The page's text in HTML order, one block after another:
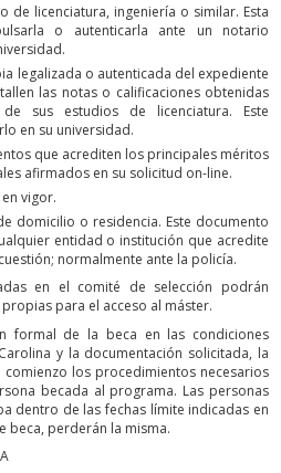
de licenciatura, ingeniería o similar. Esta
o autenticarla ante un notario
legalizada o autenticada del expediente
las notas o calificaciones obtenidas
sus estudios de licenciatura. Este
en su universidad.
que acrediten los principales méritos
afirmados en su solicitud on-line.
vigor.
domicilio o residencia. Este documento
entidad o institución que acredite
normalmente ante la policía.
en el comité de selección podrán
para el acceso al máster.
formal de la beca en las condiciones
y la documentación solicitada, la
los procedimientos necesarios
becada al programa. Las personas
dentro de las fechas límite indicadas en
beca, perderán la misma.